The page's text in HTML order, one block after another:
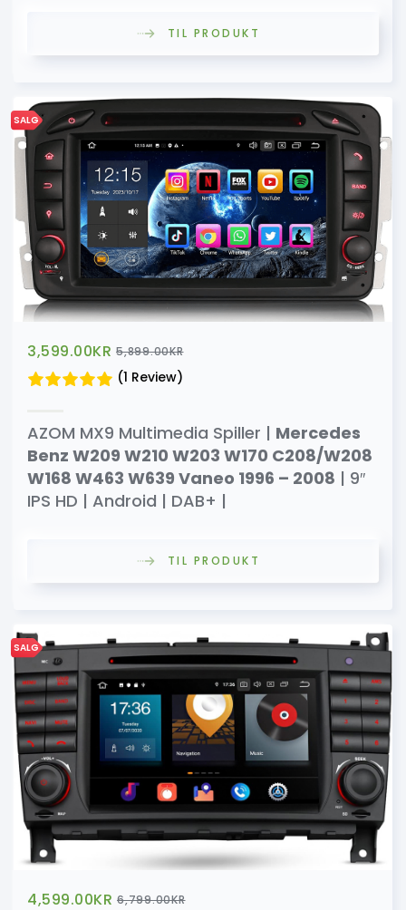
TIL PRODUKT
SALG
3,599.00KR 5,899.00KR
(1 Review)
AZOM MX9 Multimedia Spiller | Mercedes
Benz W209 W210 W203 W170 C208/W208
W168 W463 W639 Vaneo 1996 – 2008 | 9″
IPS HD | Android | DAB+ |
TIL PRODUKT
SALG
4,599.00KR 6,799.00KR